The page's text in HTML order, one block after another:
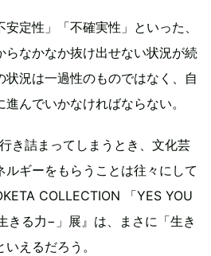
定性」「不確実性」といった、
らなかなか抜け出せない状況が続
状況は一過性のものではなく、自
んでいかなければならない。
き詰まってしまうとき、文化芸
ギーをもらうことは往々にして
COLLECTION 「YES YOU
きる力−」展』は、まさに「生き
えるだろう。